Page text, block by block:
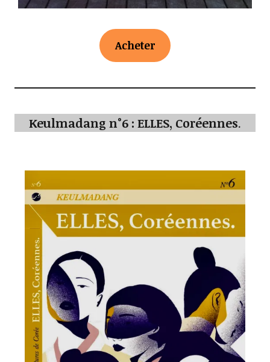
Acheter
Keulmadang n°6 : ELLES, Coréennes.